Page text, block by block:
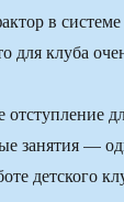
в
для клуба
занятия —
детского